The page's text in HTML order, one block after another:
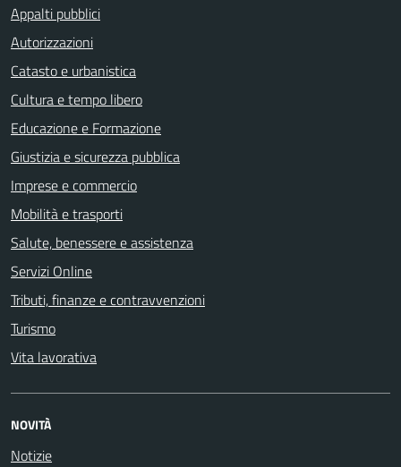
Appalti pubblici
Autorizzazioni
Catasto e urbanistica
Cultura e tempo libero
Educazione e Formazione
Giustizia e sicurezza pubblica
Imprese e commercio
Mobilità e trasporti
Salute, benessere e assistenza
Servizi Online
Tributi, finanze e contravvenzioni
Turismo
Vita lavorativa
NOVITÀ
Notizie